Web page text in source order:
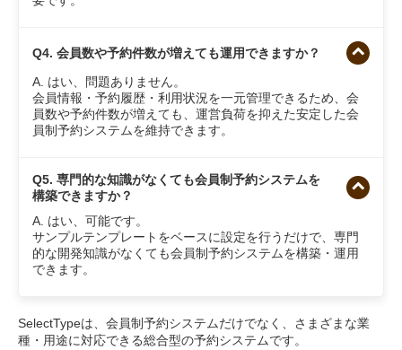
Q4. 会員数や予約件数が増えても運用できますか？
A. はい、問題ありません。
会員情報・予約履歴・利用状況を一元管理できるため、会
員数や予約件数が増えても、運営負荷を抑えた安定した会
員制予約システムを維持できます。
Q5. 専門的な知識がなくても会員制予約システムを
構築できますか？
A. はい、可能です。
サンプルテンプレートをベースに設定を行うだけで、専門
的な開発知識がなくても会員制予約システムを構築・運用
できます。
SelectTypeは、会員制予約システムだけでなく、さまざまな業
種・用途に対応できる総合型の予約システムです。